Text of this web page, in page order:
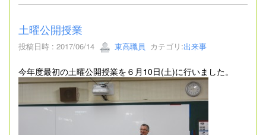
土曜公開授業
投稿日時 : 2017/06/14 東高職員 カテゴリ:出来事
今年度最初の土曜公開授業を６月10日(土)に行いました。